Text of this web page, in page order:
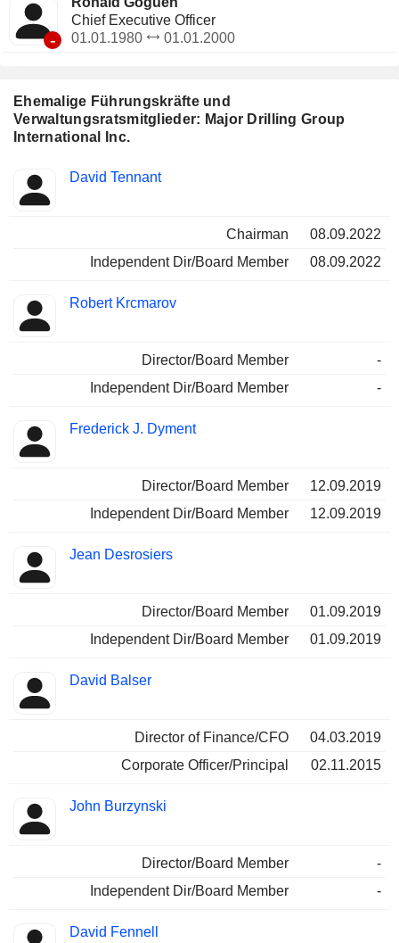
Ehemalige Führungskräfte und
Verwaltungsratsmitglieder: Major Drilling Group
International Inc.
Insider
Besetzte
David Tennant
Chairman
08.09.2022
Independent Dir/Board Member
08.09.2022
Robert Krcmarov
Director/Board Member
-
Independent Dir/Board Member
-
Frederick J. Dyment
Director/Board Member
12.09.2019
Independent Dir/Board Member
12.09.2019
Jean Desrosiers
Director/Board Member
01.09.2019
Independent Dir/Board Member
01.09.2019
David Balser
Director of Finance/CFO
04.03.2019
Corporate Officer/Principal
02.11.2015
John Burzynski
Director/Board Member
-
Independent Dir/Board Member
-
David Fennell
-
Chief Executive Officer
01.01.1980
01.01.2000